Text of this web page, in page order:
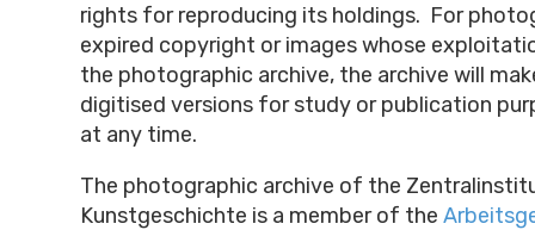
rights for reproducing its holdings. For
expired copyright or images whose
the photographic archive, the archive will
digitised versions for study or publication
at any time.
The photographic archive of the
Kunstgeschichte is a member of the